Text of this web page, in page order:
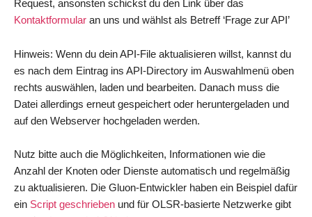
Request, ansonsten schickst du den Link über das
Kontaktformular an uns und wählst als Betreff ‘Frage zur API’
Hinweis: Wenn du dein API-File aktualisieren willst, kannst du
es nach dem Eintrag ins API-Directory im Auswahlmenü oben
rechts auswählen, laden und bearbeiten. Danach muss die
Datei allerdings erneut gespeichert oder heruntergeladen und
auf den Webserver hochgeladen werden.
Nutz bitte auch die Möglichkeiten, Informationen wie die
Anzahl der Knoten oder Dienste automatisch und regelmäßig
zu aktualisieren. Die Gluon-Entwickler haben ein Beispiel dafür
ein Script geschrieben und für OLSR-basierte Netzwerke gibt